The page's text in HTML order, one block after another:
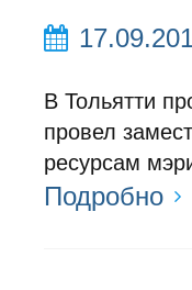
В Тольятти
провел
ресурсам
Подробно